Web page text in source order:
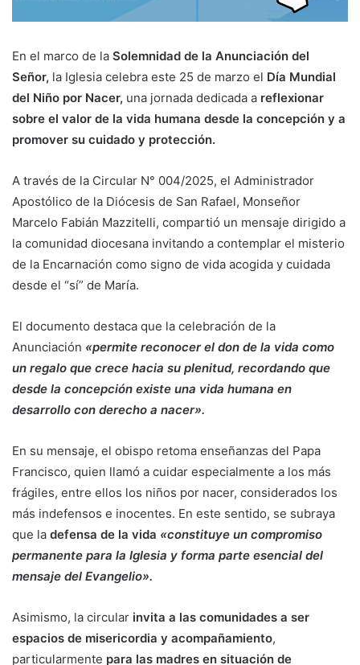
En el marco de la Solemnidad de la Anunciación del
Señor, la Iglesia celebra este 25 de marzo el Día Mundial
del Niño por Nacer, una jornada dedicada a reflexionar
sobre el valor de la vida humana desde la concepción y a
promover su cuidado y protección.
A través de la Circular N° 004/2025, el Administrador
Apostólico de la Diócesis de San Rafael, Monseñor
Marcelo Fabián Mazzitelli, compartió un mensaje dirigido a
la comunidad diocesana invitando a contemplar el misterio
de la Encarnación como signo de vida acogida y cuidada
desde el “sí” de María.
El documento destaca que la celebración de la
Anunciación «permite reconocer el don de la vida como
un regalo que crece hacia su plenitud, recordando que
desde la concepción existe una vida humana en
desarrollo con derecho a nacer».
En su mensaje, el obispo retoma enseñanzas del Papa
Francisco, quien llamó a cuidar especialmente a los más
frágiles, entre ellos los niños por nacer, considerados los
más indefensos e inocentes. En este sentido, se subraya
que la defensa de la vida «constituye un compromiso
permanente para la Iglesia y forma parte esencial del
mensaje del Evangelio».
Asimismo, la circular invita a las comunidades a ser
espacios de misericordia y acompañamiento,
particularmente para las madres en situación de